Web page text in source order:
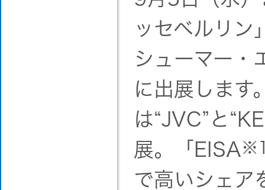
ッセベルリン
シューマー・
に出展します
は“JVC”と
展。「EISA
で高いシェア